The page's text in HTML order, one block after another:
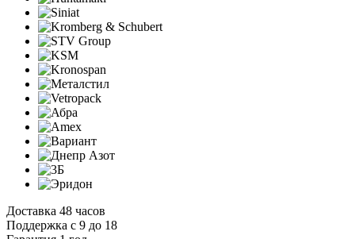
Доставка 48 часов
Поддержка с 9 до 18